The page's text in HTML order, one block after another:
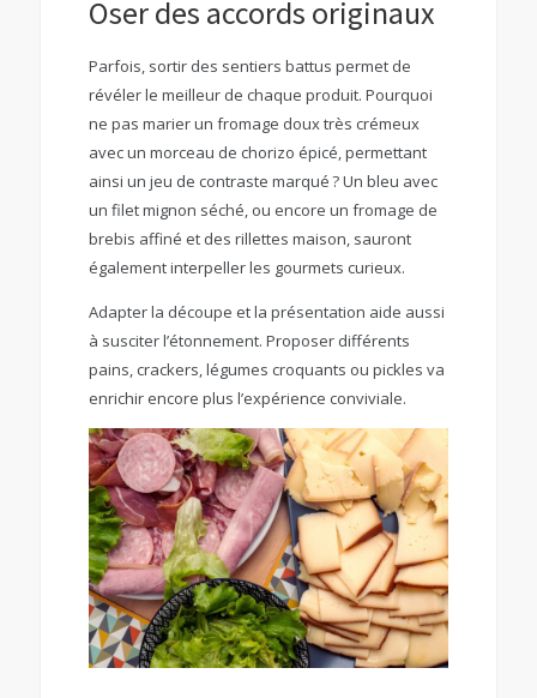
Oser des accords originaux
Parfois, sortir des sentiers battus permet de
révéler le meilleur de chaque produit. Pourquoi
ne pas marier un fromage doux très crémeux
avec un morceau de chorizo épicé, permettant
ainsi un jeu de contraste marqué ? Un bleu avec
un filet mignon séché, ou encore un fromage de
brebis affiné et des rillettes maison, sauront
également interpeller les gourmets curieux.
Adapter la découpe et la présentation aide aussi
à susciter l’étonnement. Proposer différents
pains, crackers, légumes croquants ou pickles va
enrichir encore plus l’expérience conviviale.